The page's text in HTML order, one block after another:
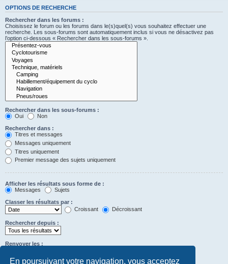
En poursuivant votre navigation, vous acceptez
OPTIONS DE RECHERCHE
Rechercher dans les forums :
Choisissez le forum ou les forums dans le(s)quel(s) vous souhaitez effectuer une
recherche. Les sous-forums sont automatiquement inclus si vous ne désactivez pas
l’option ci-dessous « Rechercher dans les sous-forums ».
Rechercher dans les sous-forums :
Oui
Non
Rechercher dans :
Titres et messages
Messages uniquement
Titres uniquement
Premier message des sujets uniquement
Afficher les résultats sous forme de :
Messages
Sujets
Classer les résultats par :
Croissant
Décroissant
Rechercher depuis :
Renvoyer les :